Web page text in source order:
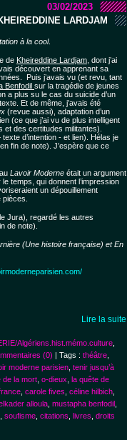
03/02/2023
LARDJAM
à la cool.
de Kheireddine Lardjam , dont j’ai
découvert en apprenant sa
Puis j’avais vu (et revu, tant
Benfodil sur la tragédie de jeunes
a plus su le cas du suicide d’un
Et de même, j’avais été
(revue aussi), adaptation d’un
(ce que j’ai vu de plus intelligent
des certitudes militantes).
d’intention - et lien). Hélas je
fin de note). J’espère que ce
Lavoir Moderne était un argument
temps, qui donnent l’impression
un dépouillement
Jura), regardé les autres
de note).
(Une histoire française) etEn
Lire la suite
Algériens.hist.mémo.culture
(0) | Tags : théâtre
moderne parisien tenir jusqu’à
de la mort o-dieux la quête de
carole fives céline hilbich
alloula mustapha benfodil
soufisme citations livres droits